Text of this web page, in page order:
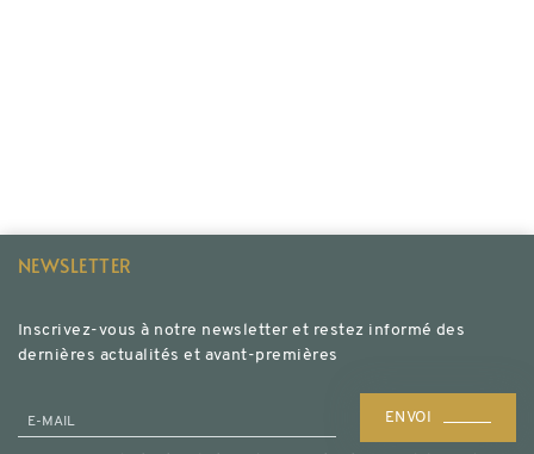
NEWSLETTER
Inscrivez-vous à notre newsletter et restez informé des
dernières actualités et avant-premières
E-MAIL ENVOI